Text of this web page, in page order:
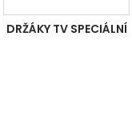
DRŽÁKY TV SPECIÁLNÍ